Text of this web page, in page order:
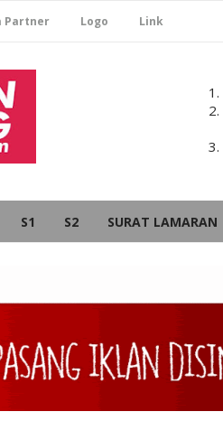
Partner Logo Link
S1 S2 SURAT LAMARAN